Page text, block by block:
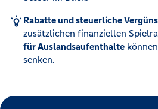
Rabatte und steuerliche
zusätzlichen finanziellen
für Auslandsaufenthalte
senken.